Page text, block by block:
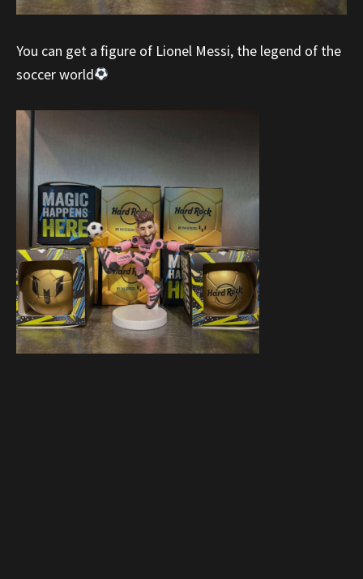
You can get a figure of Lionel Messi, the legend of the
soccer world